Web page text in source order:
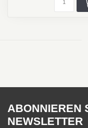
ABONNIEREN
NEWSLETTER